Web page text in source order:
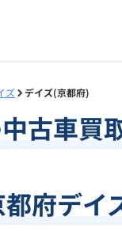
ズ デイズ(京都府)
古車買
府デイ